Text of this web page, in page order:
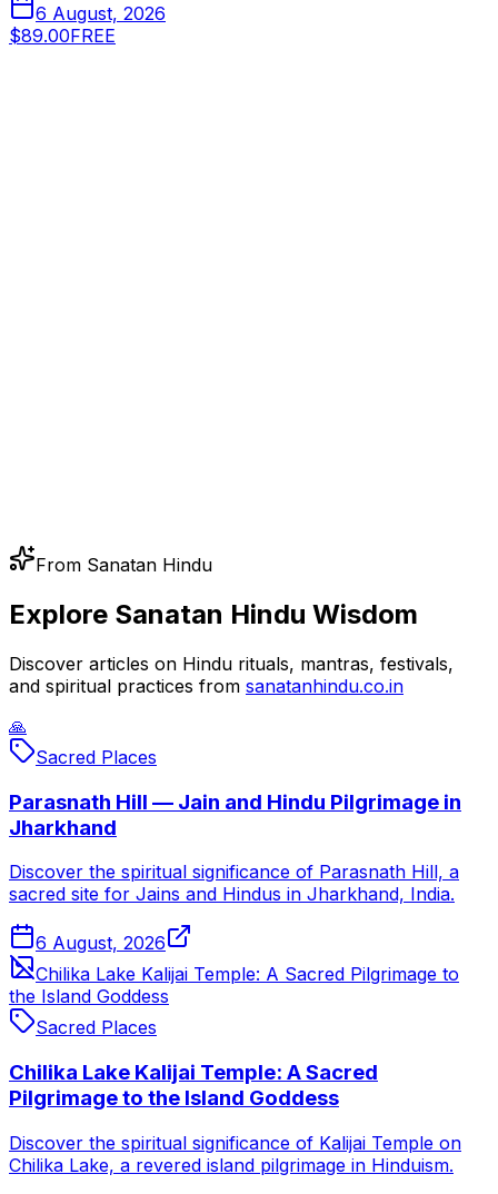
6 August, 2026
$89.00FREE
From Sanatan Hindu
Explore Sanatan Hindu Wisdom
Discover articles on Hindu rituals, mantras, festivals,
and spiritual practices from sanatanhindu.co.in
🙏
Sacred Places
Parasnath Hill — Jain and Hindu Pilgrimage in
Jharkhand
Discover the spiritual significance of Parasnath Hill, a
sacred site for Jains and Hindus in Jharkhand, India.
6 August, 2026
Chilika Lake Kalijai Temple: A Sacred Pilgrimage to
the Island Goddess
Sacred Places
Chilika Lake Kalijai Temple: A Sacred
Pilgrimage to the Island Goddess
Discover the spiritual significance of Kalijai Temple on
Chilika Lake, a revered island pilgrimage in Hinduism.